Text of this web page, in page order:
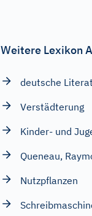
Weitere Lexikon
deutsche
Verstädterung
Kinder- und
Queneau,
Nutzpflanzen